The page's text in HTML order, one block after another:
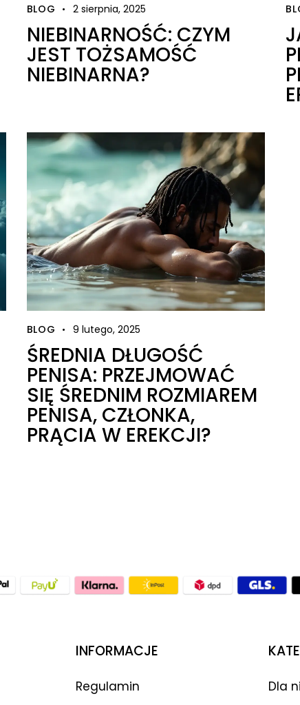
BLOG 2 sierpnia, 2025
NIEBINARNOŚĆ: CZYM
JEST TOŻSAMOŚĆ
NIEBINARNA?
BLOG 9 lutego, 2025
ŚREDNIA DŁUGOŚĆ
PENISA: PRZEJMOWAĆ
SIĘ ŚREDNIM ROZMIAREM
PENISA, CZŁONKA,
PRĄCIA W EREKCJI?
INFORMACJE
Regulamin Dla